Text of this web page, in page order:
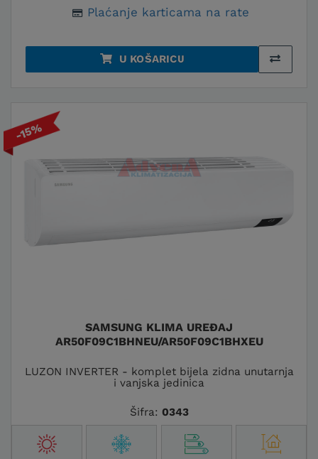
Plaćanje karticama na rate
U KOŠARICU
-15%
SAMSUNG KLIMA UREĐAJ
AR50F09C1BHNEU/AR50F09C1BHXEU
LUZON INVERTER - komplet bijela zidna unutarnja
i vanjska jedinica
Šifra: 0343